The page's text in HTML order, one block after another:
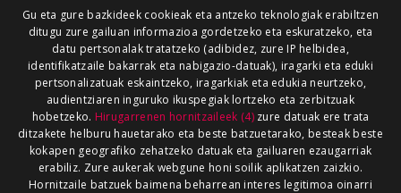
Gu eta gure bazkideek cookieak eta antzeko teknologiak erabiltzen
ditugu zure gailuan informazioa gordetzeko eta eskuratzeko, eta
datu pertsonalak tratatzeko (adibidez, zure IP helbidea,
identifikatzaile bakarrak eta nabigazio-datuak), iragarki eta eduki
pertsonalizatuak eskaintzeko, iragarkiak eta edukia neurtzeko,
audientziaren inguruko ikuspegiak lortzeko eta zerbitzuak
hobetzeko. Hirugarrenen hornitzaileek (4)zure datuak ere trata
ditzakete helburu hauetarako eta beste batzuetarako, besteak beste
kokapen geografiko zehatzeko datuak eta gailuaren ezaugarriak
erabiliz. Zure aukerak webgune honi soilik aplikatzen zaizkio.
Hornitzaile batzuek baimena beharrean interes legitimoa oinarri